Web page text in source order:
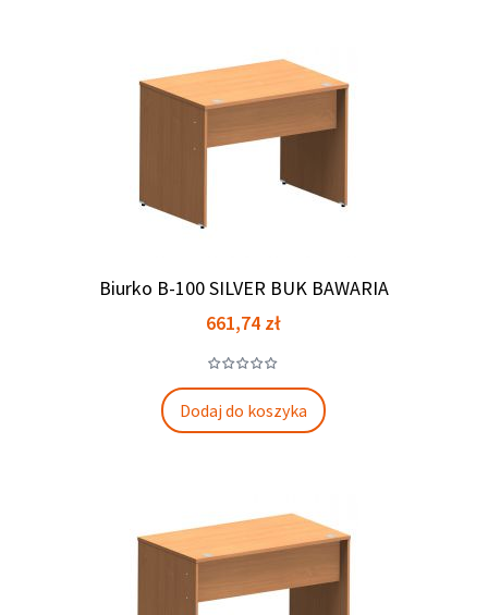
Biurko B-100 SILVER BUK BAWARIA
Cena
661,74 zł
Dodaj do koszyka